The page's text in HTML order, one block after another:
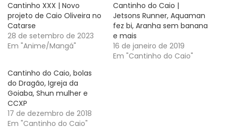
Cantinho XXX | Novo
projeto de Caio Oliveira no
Catarse
28 de setembro de 2023
Em "Anime/Mangá"
Cantinho do Caio |
Jetsons Runner, Aquaman
fez bi, Aranha sem banana
e mais
16 de janeiro de 2019
Em "Cantinho do Caio"
Cantinho do Caio, bolas
do Dragão, Igreja da
Goiaba, Shun mulher e
CCXP
17 de dezembro de 2018
Em "Cantinho do Caio"